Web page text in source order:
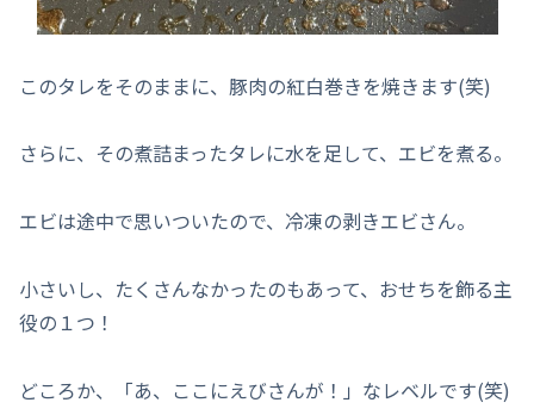
このタレをそのままに、豚肉の紅白巻きを焼きます(笑)
さらに、その煮詰まったタレに水を足して、エビを煮る。
エビは途中で思いついたので、冷凍の剥きエビさん。
小さいし、たくさんなかったのもあって、おせちを飾る主
役の１つ！
どころか、「あ、ここにえびさんが！」なレベルです(笑)